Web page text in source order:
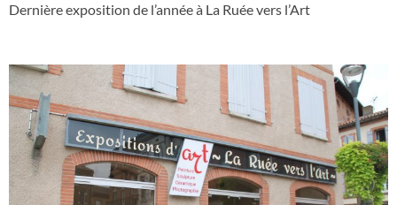
Dernière exposition de l’année à La Ruée vers l’Art